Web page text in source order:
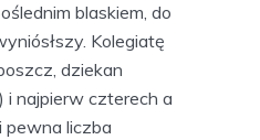
blaskiem, do
Kolegiatę
dziekan
i najpierw czterech a
pewna liczba